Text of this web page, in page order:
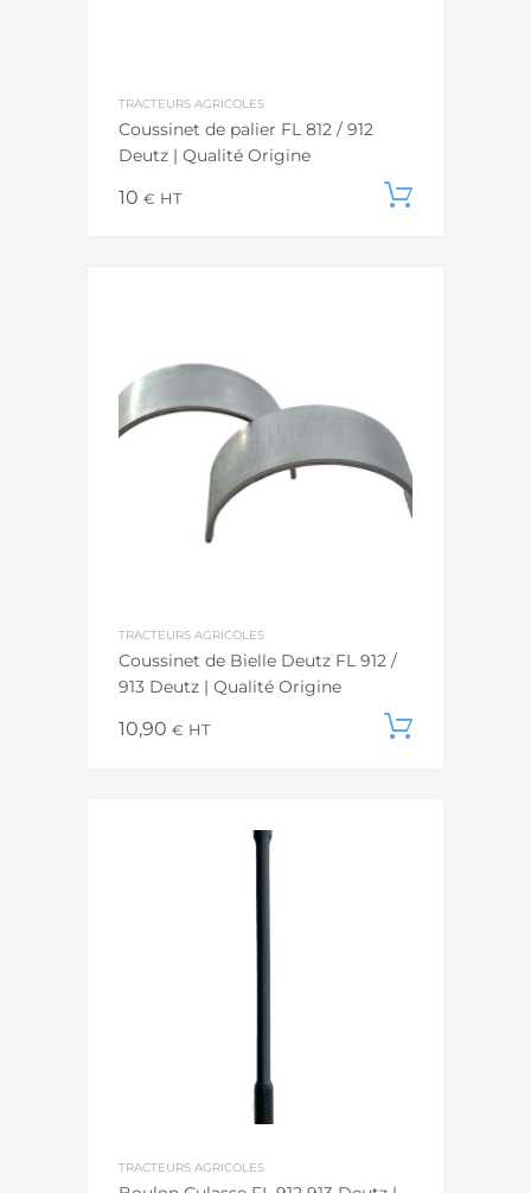
TRACTEURS AGRICOLES
Coussinet de palier FL 812 / 912
Deutz | Qualité Origine
10 € HT
TRACTEURS AGRICOLES
Coussinet de Bielle Deutz FL 912 /
913 Deutz | Qualité Origine
10,90 € HT
TRACTEURS AGRICOLES